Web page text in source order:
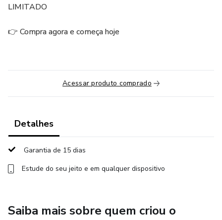
LIMITADO
👉 Compra agora e começa hoje
Acessar produto comprado
Detalhes
Garantia de 15 dias
Estude do seu jeito e em qualquer dispositivo
Saiba mais sobre quem criou o